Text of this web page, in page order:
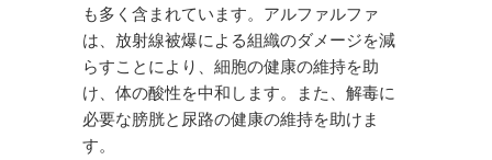
も多く含まれています。アルファルファ
は、放射線被爆による組織のダメージを減
らすことにより、細胞の健康の維持を助
け、体の酸性を中和します。また、解毒に
必要な膀胱と尿路の健康の維持を助けま
す。